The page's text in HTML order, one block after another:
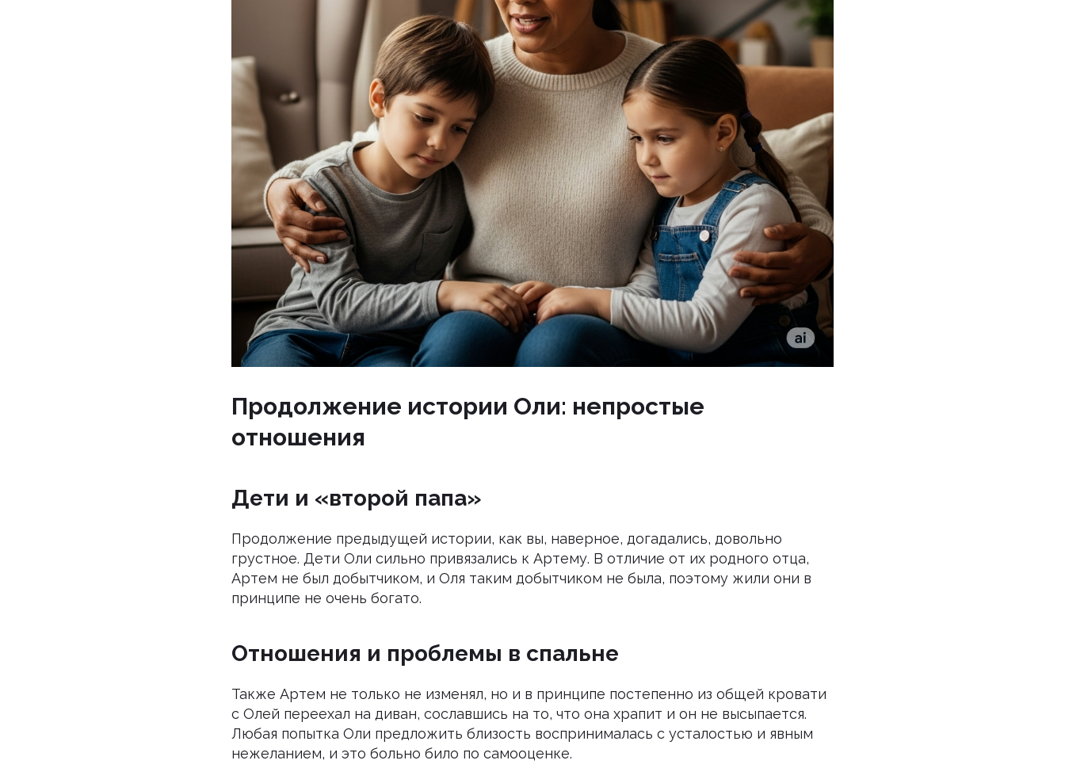
Продолжение истории Оли: непростые
отношения
Дети и «второй папа»
Продолжение предыдущей истории, как вы, наверное, догадались, довольно
грустное. Дети Оли сильно привязались к Артему. В отличие от их родного отца,
Артем не был добытчиком, и Оля таким добытчиком не была, поэтому жили они в
принципе не очень богато.
Отношения и проблемы в спальне
Также Артем не только не изменял, но и в принципе постепенно из общей кровати
с Олей переехал на диван, сославшись на то, что она храпит и он не высыпается.
Любая попытка Оли предложить близость воспринималась с усталостью и явным
нежеланием, и это больно било по самооценке.